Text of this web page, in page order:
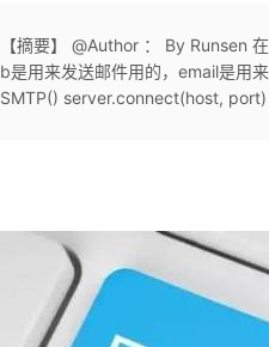
【摘要】 @Author ： By Runsen
b是用来发送邮件用的，email是用
SMTP() server.connect(host,